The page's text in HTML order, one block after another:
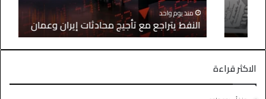
منذ يوم واحد
النفط يتراجع مع تأجيج محادثات إيران وعمان
الاكثر قراءة